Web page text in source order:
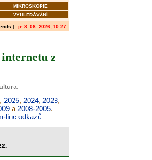
MIKROSKOPIE
VYHLEDÁVÁNÍ
| je 8. 08. 2026, 10:27
z
, 2025, 2024, 2023,
a 2008-2005.
line odkazů